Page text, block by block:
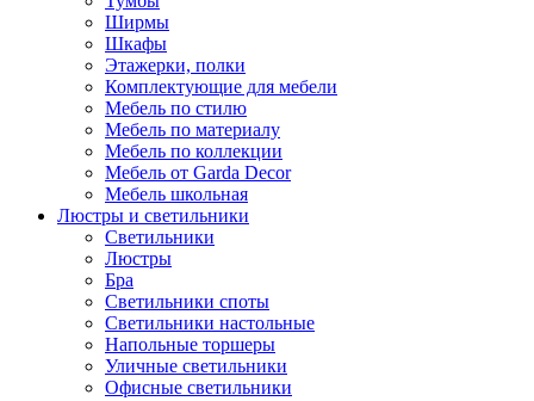
Ширмы
Шкафы
Этажерки, полки
Комплектующие для мебели
Мебель по стилю
Мебель по материалу
Мебель по коллекции
Мебель от Garda Decor
Мебель школьная
Люстры и светильники
Светильники
Люстры
Бра
Светильники споты
Светильники настольные
Напольные торшеры
Уличные светильники
Офисные светильники